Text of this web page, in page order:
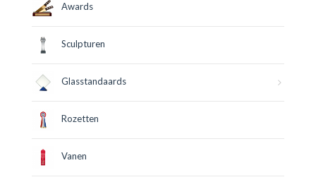
Awards
Sculpturen
Glasstandaards
Rozetten
Vanen